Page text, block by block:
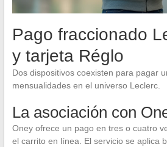
Pago fraccionado
y tarjeta Réglo
Dos dispositivos coexisten para pagar
mensualidades en el universo Leclerc.
La asociación con
Oney ofrece un pago en tres o cuatro
el carrito en línea. El servicio se aplica